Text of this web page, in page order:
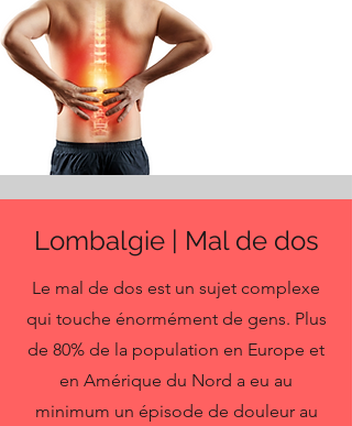
Lombalgie | Mal de dos
Le mal de dos est un sujet complexe
qui touche énormément de gens. Plus
de 80% de la population en Europe et
en Amérique du Nord a eu au
minimum un épisode de douleur au